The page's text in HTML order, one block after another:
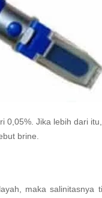
Jika lebih dari
brine.
maka salinitasnya